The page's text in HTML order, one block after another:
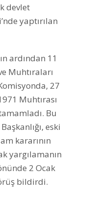
devlet
yaptırılan
ardından 11
Muhtıraları
27
Muhtırası
Bu
eski
kararının
yargılamanın
2 Ocak
bildirdi.